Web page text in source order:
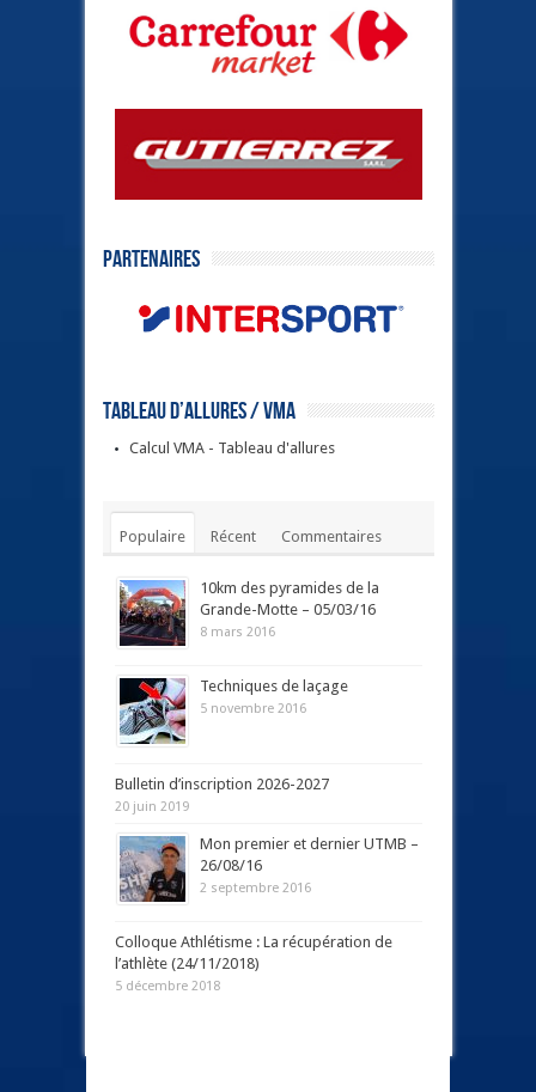
Partenaires
Tableau d’allures / VMA
Calcul VMA - Tableau d'allures
Populaire Récent Commentaires
Tags
10km des pyramides de la
Grande-Motte – 05/03/16
8 mars 2016
Techniques de laçage
5 novembre 2016
Bulletin d’inscription 2026-2027
20 juin 2019
Mon premier et dernier UTMB –
26/08/16
2 septembre 2016
Colloque Athlétisme : La récupération de
l’athlète (24/11/2018)
5 décembre 2018